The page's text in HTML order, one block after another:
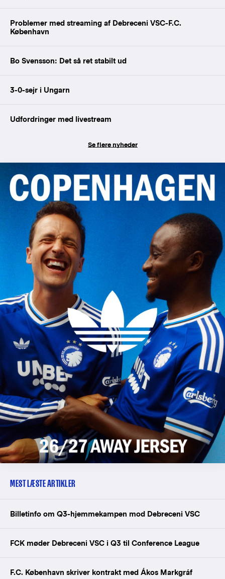
Problemer med streaming af Debreceni VSC-F.C.
København
Bo Svensson: Det så ret stabilt ud
3-0-sejr i Ungarn
Udfordringer med livestream
Se flere nyheder
MEST LÆSTE ARTIKLER
Billetinfo om Q3-hjemmekampen mod Debreceni VSC
FCK møder Debreceni VSC i Q3 til Conference League
F.C. København skriver kontrakt med Ákos Markgráf